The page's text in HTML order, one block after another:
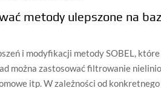
metody ulepszone na
i modyfikacji metody SOBEL,
można zastosować filtrowanie
itp. W zależności od